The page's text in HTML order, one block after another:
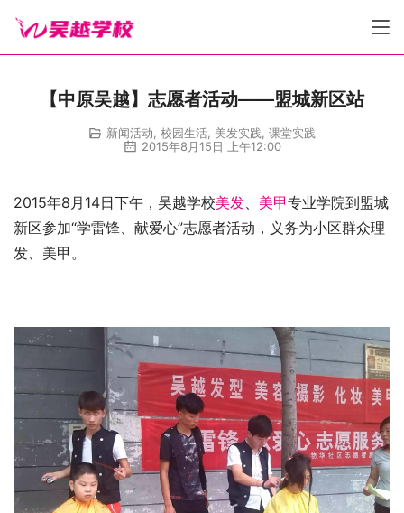
【中原吴越】志愿者活动——盟城新区站
新闻活动 校园生活 美发实践 课堂实践
2015年8月15日 上午12:00
2015年8月14日下午，吴越学校美发、 美甲专业学院到盟城
新区参加“学雷锋、献爱心”志愿者活动，义务为小区群众理
发、美甲。